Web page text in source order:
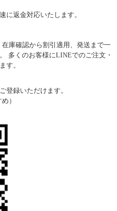
に返金対応いたします。
庫確認から割引適用、発送まで一
多くのお客様にLINEでのご注文・
す。
登録いただけます。
）